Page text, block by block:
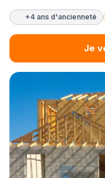
+4 ans d'ancienneté
Je